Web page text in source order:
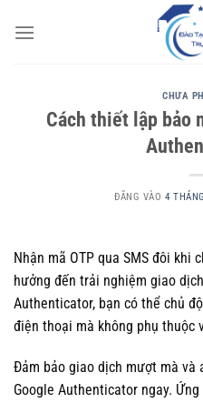
qua
CHƯA
Cách thiết lập bảo
ĐĂNG VÀO 4
Nhận mã OTP qua SMS đôi khi
hưởng đến trải nghiệm giao
Authenticator, bạn có thể chủ
điện thoại mà không phụ thuộc
Đảm bảo giao dịch mượt mà và
Google Authenticator ngay.